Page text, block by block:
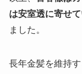
は安室透に寄せ
ました。
長年金髪を維持